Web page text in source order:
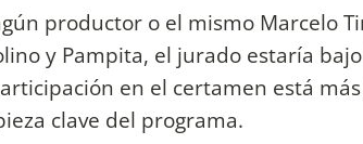
productor o el mismo Marcelo
y Pampita, el jurado estaría
en el certamen está
clave del programa.